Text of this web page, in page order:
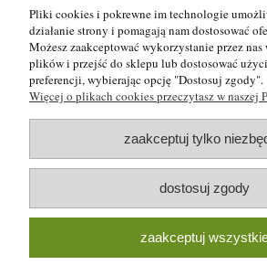
O nas
Regulamin i polityka
Formy płatności i
Moje konto
Pliki cookies i pokrewne im technologie
działanie strony i pomagają nam dostosować
Możesz zaakceptować wykorzystanie przez
plików i przejść do sklepu lub dostosować
preferencji, wybierając opcję "Dostosuj zgody".
Więcej o plikach cookies przeczytasz w naszej
zaakceptuj tylko
dostosuj zgody
zaakceptuj